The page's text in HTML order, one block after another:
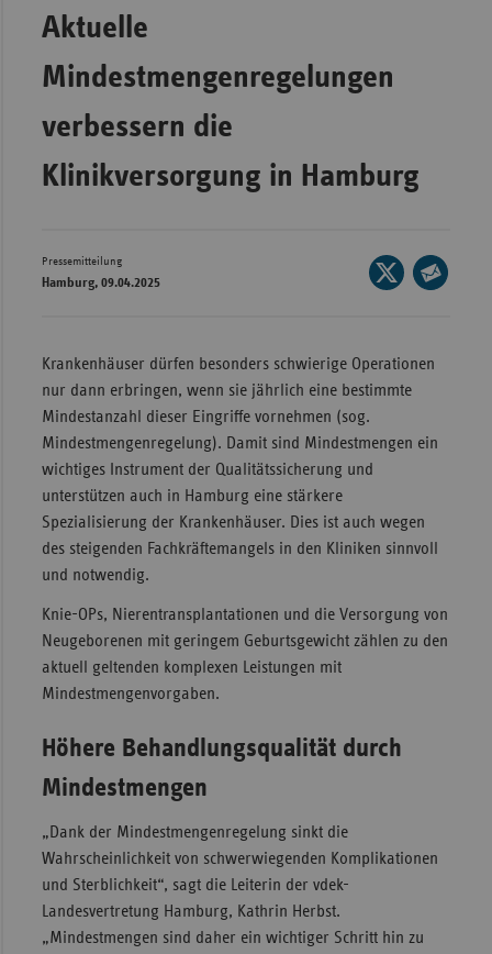
Aktuelle
Mindestmengenregelungen
verbessern die
Klinikversorgung in Hamburg
Pressemitteilung
Hamburg, 09.04.2025
Seite
auf
Krankenhäuser dürfen besonders schwierige Operationen
nur dann erbringen, wenn sie jährlich eine bestimmte
Mindestanzahl dieser Eingriffe vornehmen (sog.
Mindestmengenregelung). Damit sind Mindestmengen ein
wichtiges Instrument der Qualitätssicherung und
unterstützen auch in Hamburg eine stärkere
Spezialisierung der Krankenhäuser. Dies ist auch wegen
des steigenden Fachkräftemangels in den Kliniken sinnvoll
und notwendig.
Knie-OPs, Nierentransplantationen und die Versorgung von
Neugeborenen mit geringem Geburtsgewicht zählen zu den
aktuell geltenden komplexen Leistungen mit
Mindestmengenvorgaben.
Höhere Behandlungsqualität durch
Mindestmengen
„Dank der Mindestmengenregelung sinkt die
Wahrscheinlichkeit von schwerwiegenden Komplikationen
und Sterblichkeit“, sagt die Leiterin der vdek-
Landesvertretung Hamburg, Kathrin Herbst.
„Mindestmengen sind daher ein wichtiger Schritt hin zu